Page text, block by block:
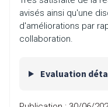
avisés ainsi qu'une
d'améliorations par
collaboration.
Evaluation